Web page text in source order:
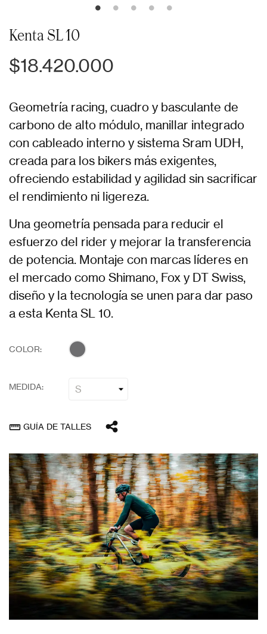
Kenta SL 10
$18.420.000
Geometría racing, cuadro y basculante de
carbono de alto módulo, manillar integrado
con cableado interno y sistema Sram UDH,
creada para los bikers más exigentes,
ofreciendo estabilidad y agilidad sin sacrificar
el rendimiento ni ligereza.
Una geometría pensada para reducir el
esfuerzo del rider y mejorar la transferencia
de potencia. Montaje con marcas líderes en
el mercado como Shimano, Fox y DT Swiss,
diseño y la tecnología se unen para dar paso
a esta Kenta SL 10.
COLOR:
MEDIDA:
straighten GUÍA DE TALLES